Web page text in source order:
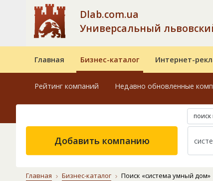
Dlab.com.ua
Универсальный
Главная Бизнес-каталог Интернет-
Рейтинг компаний Недавно обновленные
поиск
Добавить компанию
Главная Бизнес-каталог Поиск «система умный дом»